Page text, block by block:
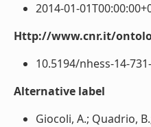
2014-01-
Http://www.cnr.it/
10.5194/nhess-14-
Alternative label
Giocoli, A.; Quadrio,